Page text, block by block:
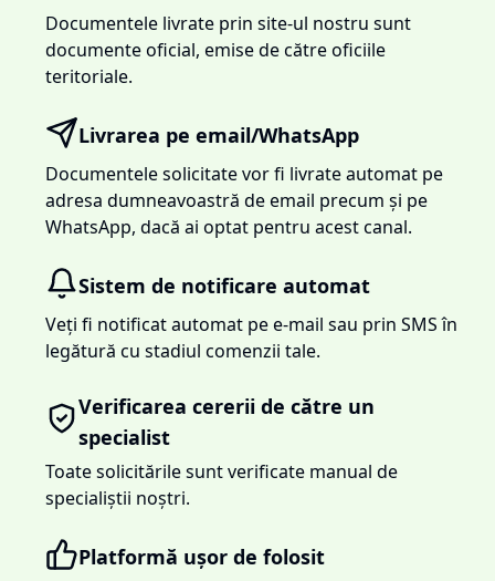
Documentele livrate prin site-ul nostru sunt
documente oficial, emise de către oficiile
teritoriale.
Livrarea pe email/WhatsApp
Documentele solicitate vor fi livrate automat pe
adresa dumneavoastră de email precum și pe
WhatsApp, dacă ai optat pentru acest canal.
Sistem de notificare automat
Veți fi notificat automat pe e-mail sau prin SMS în
legătură cu stadiul comenzii tale.
Verificarea cererii de către un
specialist
Toate solicitările sunt verificate manual de
specialiștii noștri.
Platformă ușor de folosit